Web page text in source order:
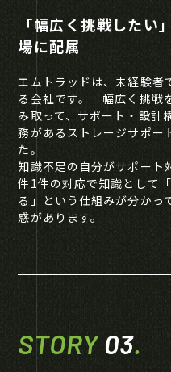
「幅広く挑戦したい
場に配属
エムトラッドは、未経験者
る会社です。「幅広く挑戦
み取って、サポート・設計
務があるストレージサポー
た。
知識不足の自分がサポート
件1件の対応で知識として
る」という仕組みが分かっ
感があります。
STORY03.